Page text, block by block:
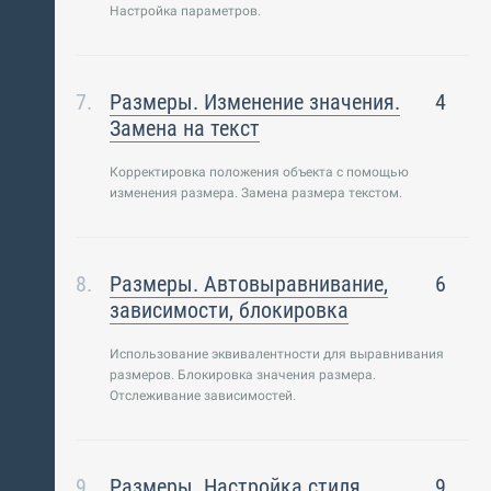
Настройка параметров.
Размеры. Изменение значения.
Замена на текст
4
Корректировка положения объекта с помощью
изменения размера. Замена размера текстом.
Размеры. Автовыравнивание,
зависимости, блокировка
6
Использование эквивалентности для выравнивания
размеров. Блокировка значения размера.
Отслеживание зависимостей.